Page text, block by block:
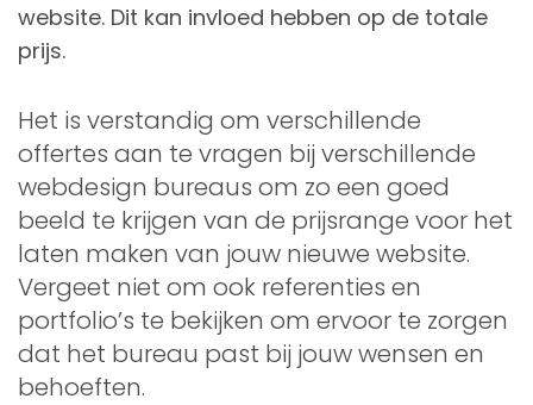
website. Dit kan invloed hebben op de totale
prijs.
Het is verstandig om verschillende
offertes aan te vragen bij verschillende
webdesign bureaus om zo een goed
beeld te krijgen van de prijsrange voor het
laten maken van jouw nieuwe website.
Vergeet niet om ook referenties en
portfolio’s te bekijken om ervoor te zorgen
dat het bureau past bij jouw wensen en
behoeften.